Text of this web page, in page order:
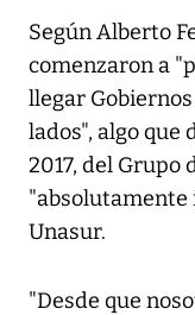
Según Alberto
comenzaron a
llegar
lados", algo que
2017, del Grupo
"absolutamente
Unasur.
"Desde que